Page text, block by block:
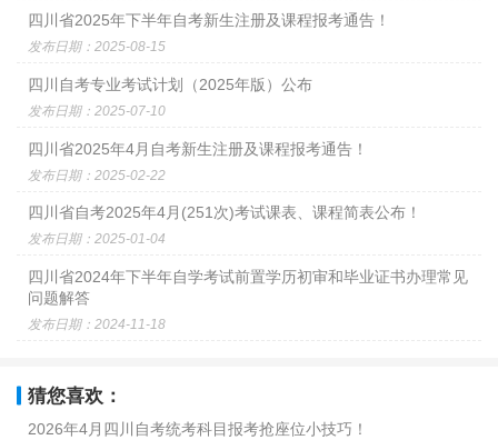
四川省2025年下半年自考新生注册及课程报考通告！
发布日期：2025-08-15
四川自考专业考试计划（2025年版）公布
发布日期：2025-07-10
四川省2025年4月自考新生注册及课程报考通告！
发布日期：2025-02-22
四川省自考2025年4月(251次)考试课表、课程简表公布！
发布日期：2025-01-04
四川省2024年下半年自学考试前置学历初审和毕业证书办理常见
问题解答
发布日期：2024-11-18
猜您喜欢：
2026年4月四川自考统考科目报考抢座位小技巧！